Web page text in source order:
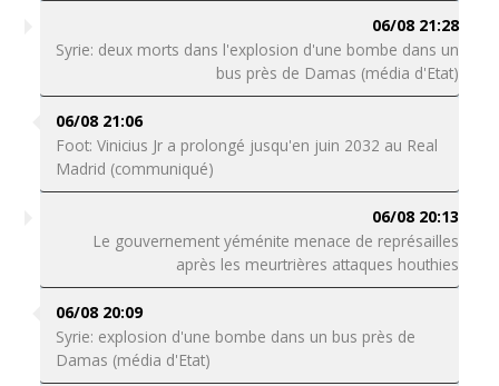
06/08 21:28
Syrie: deux morts dans l'explosion d'une bombe dans un
bus près de Damas (média d'Etat)
06/08 21:06
Foot: Vinicius Jr a prolongé jusqu'en juin 2032 au Real
Madrid (communiqué)
06/08 20:13
Le gouvernement yéménite menace de représailles
après les meurtrières attaques houthies
06/08 20:09
Syrie: explosion d'une bombe dans un bus près de
Damas (média d'Etat)